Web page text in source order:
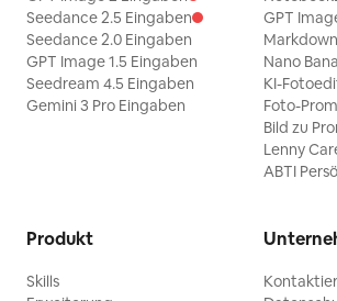
Seedance 2.5 Eingaben
Seedance 2.0 Eingaben
GPT Image 1.5 Eingaben
Seedream 4.5 Eingaben
Gemini 3 Pro Eingaben
GPT
Nano
KI-
Foto-
Bild zu
Lenny
ABTI
Produkt
Skills